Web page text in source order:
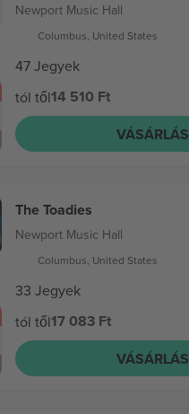
Newport Music Hall
Columbus, United States
47 Jegyek
tól től14 510 Ft
VÁSÁRLÁS
The Toadies
Newport Music Hall
Columbus, United States
33 Jegyek
tól től17 083 Ft
VÁSÁRLÁS